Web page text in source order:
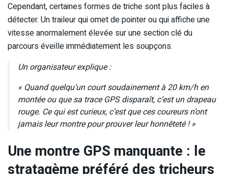
Cependant, certaines formes de triche sont plus faciles à
détecter. Un traileur qui omet de pointer ou qui affiche une
vitesse anormalement élevée sur une section clé du
parcours éveille immédiatement les soupçons.
Un organisateur explique :
« Quand quelqu’un court soudainement à 20 km/h en
montée ou que sa trace GPS disparaît, c’est un drapeau
rouge. Ce qui est curieux, c’est que ces coureurs n’ont
jamais leur montre pour prouver leur honnêteté ! »
Une montre GPS manquante : le
stratagème préféré des tricheurs